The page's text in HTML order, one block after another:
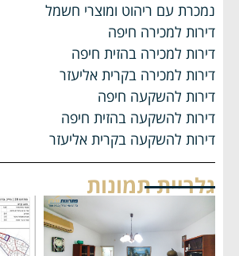
נמכרת עם ריהוט ומוצרי חשמל
דירות למכירה חיפה
דירות למכירה בהזית חיפה
דירות למכירה בקרית אליעזר
דירות להשקעה חיפה
דירות להשקעה בהזית חיפה
דירות להשקעה בקרית אליעזר
גלריית תמונות